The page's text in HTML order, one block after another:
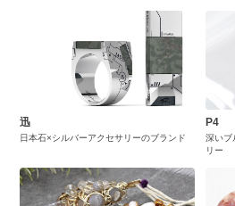
迅
日本石×シルバーアクセサリーのブランド
P4
深いブ
リー